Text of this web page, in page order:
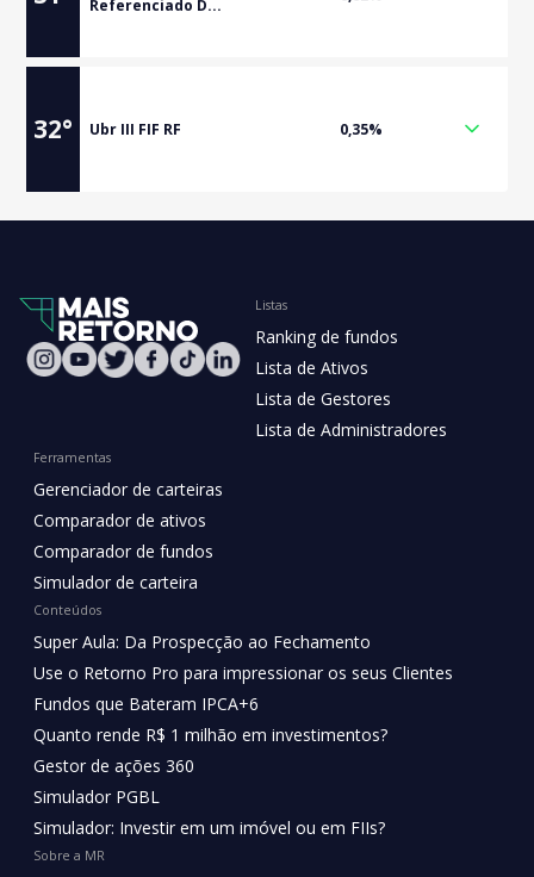
Referenciado D...
32° Ubr III FIF RF 0,35%
Listas
Ranking de fundos
Lista de Ativos
Lista de Gestores
Lista de Administradores
Ferramentas
Gerenciador de carteiras
Comparador de ativos
Comparador de fundos
Simulador de carteira
Conteúdos
Super Aula: Da Prospecção ao Fechamento
Use o Retorno Pro para impressionar os seus Clientes
Fundos que Bateram IPCA+6
Quanto rende R$ 1 milhão em investimentos?
Gestor de ações 360
Simulador PGBL
Simulador: Investir em um imóvel ou em FIIs?
Sobre a MR